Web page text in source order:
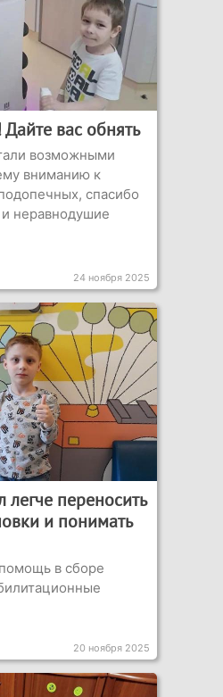
вас обнять
возможными
вниманию к
спасибо
неравнодушие
24 ноября 2025
легче переносить
и понимать
в сборе
20 ноября 2025